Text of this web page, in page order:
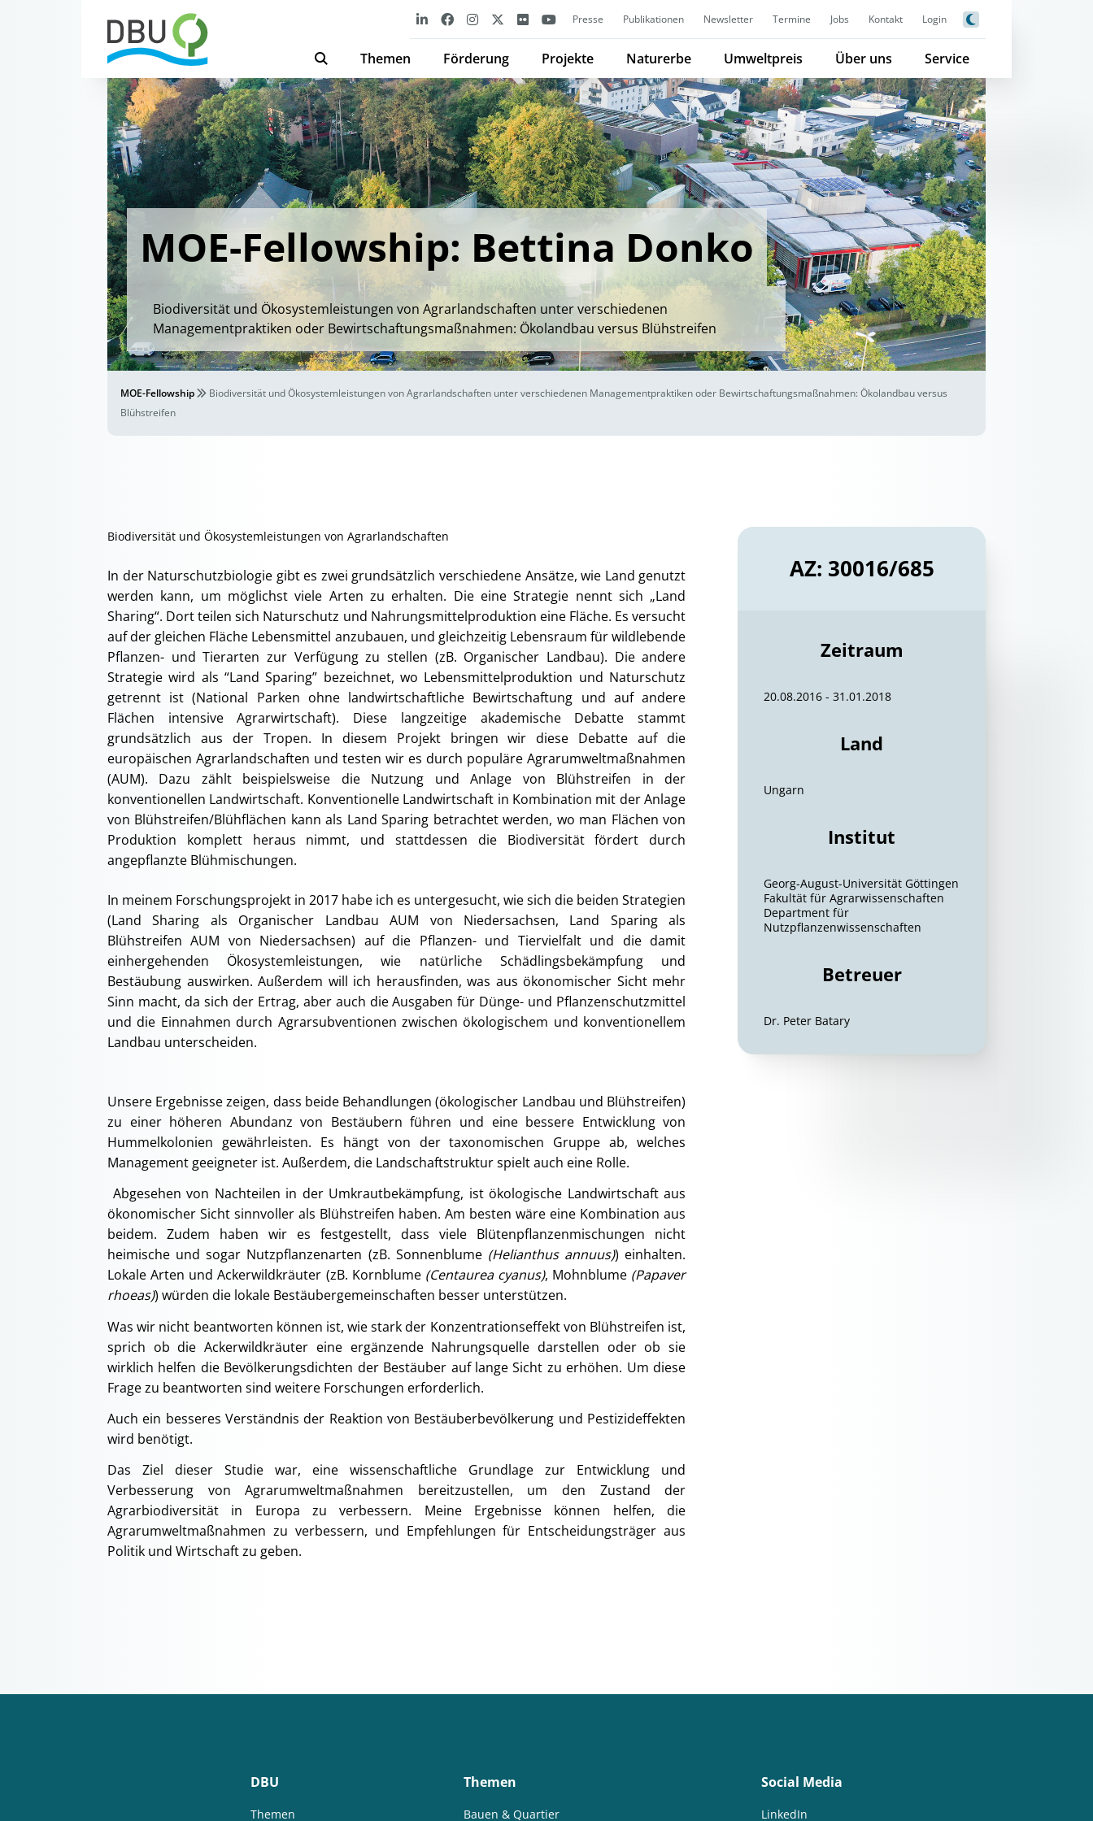
Presse Publikationen Newsletter Termine Jobs Kontakt Login
Themen Förderung Projekte Naturerbe Umweltpreis Über uns Service
MOE-Fellowship: Bettina Donko
Biodiversität und Ökosystemleistungen von Agrarlandschaften unter verschiedenen
Managementpraktiken oder Bewirtschaftungsmaßnahmen: Ökolandbau versus Blühstreifen
MOE-Fellowship
Biodiversität und Ökosystemleistungen von Agrarlandschaften unter verschiedenen Managementpraktiken oder Bewirtschaftungsmaßnahmen: Ökolandbau versus
Blühstreifen
Biodiversität und Ökosystemleistungen von Agrarlandschaften
In der Naturschutzbiologie gibt es zwei grundsätzlich verschiedene Ansätze, wie Land genutzt
werden kann, um möglichst viele Arten zu erhalten. Die eine Strategie nennt sich „Land
Sharing“. Dort teilen sich Naturschutz und Nahrungsmittelproduktion eine Fläche. Es versucht
auf der gleichen Fläche Lebensmittel anzubauen, und gleichzeitig Lebensraum für wildlebende
Pflanzen- und Tierarten zur Verfügung zu stellen (zB. Organischer Landbau). Die andere
Strategie wird als “Land Sparing” bezeichnet, wo Lebensmittelproduktion und Naturschutz
getrennt ist (National Parken ohne landwirtschaftliche Bewirtschaftung und auf andere
Flächen intensive Agrarwirtschaft). Diese langzeitige akademische Debatte stammt
grundsätzlich aus der Tropen. In diesem Projekt bringen wir diese Debatte auf die
europäischen Agrarlandschaften und testen wir es durch populäre Agrarumweltmaßnahmen
(AUM). Dazu zählt beispielsweise die Nutzung und Anlage von Blühstreifen in der
konventionellen Landwirtschaft. Konventionelle Landwirtschaft in Kombination mit der Anlage
von Blühstreifen/Blühflächen kann als Land Sparing betrachtet werden, wo man Flächen von
Produktion komplett heraus nimmt, und stattdessen die Biodiversität fördert durch
angepflanzte Blühmischungen.
In meinem Forschungsprojekt in 2017 habe ich es untergesucht, wie sich die beiden Strategien
(Land Sharing als Organischer Landbau AUM von Niedersachsen, Land Sparing als
Blühstreifen AUM von Niedersachsen) auf die Pflanzen- und Tiervielfalt und die damit
einhergehenden Ökosystemleistungen, wie natürliche Schädlingsbekämpfung und
Bestäubung auswirken. Außerdem will ich herausfinden, was aus ökonomischer Sicht mehr
Sinn macht, da sich der Ertrag, aber auch die Ausgaben für Dünge- und Pflanzenschutzmittel
und die Einnahmen durch Agrarsubventionen zwischen ökologischem und konventionellem
Landbau unterscheiden.
Unsere Ergebnisse zeigen, dass beide Behandlungen (ökologischer Landbau und Blühstreifen)
zu einer höheren Abundanz von Bestäubern führen und eine bessere Entwicklung von
Hummelkolonien gewährleisten. Es hängt von der taxonomischen Gruppe ab, welches
Management geeigneter ist. Außerdem, die Landschaftstruktur spielt auch eine Rolle.
Abgesehen von Nachteilen in der Umkrautbekämpfung, ist ökologische Landwirtschaft aus
ökonomischer Sicht sinnvoller als Blühstreifen haben. Am besten wäre eine Kombination aus
beidem. Zudem haben wir es festgestellt, dass viele Blütenpflanzenmischungen nicht
heimische und sogar Nutzpflanzenarten (zB. Sonnenblume (Helianthus annuus)) einhalten.
Lokale Arten und Ackerwildkräuter (zB. Kornblume (Centaurea cyanus), Mohnblume (Papaver
rhoeas)) würden die lokale Bestäubergemeinschaften besser unterstützen.
Was wir nicht beantworten können ist, wie stark der Konzentrationseffekt von Blühstreifen ist,
sprich ob die Ackerwildkräuter eine ergänzende Nahrungsquelle darstellen oder ob sie
wirklich helfen die Bevölkerungsdichten der Bestäuber auf lange Sicht zu erhöhen. Um diese
Frage zu beantworten sind weitere Forschungen erforderlich.
Auch ein besseres Verständnis der Reaktion von Bestäuberbevölkerung und Pestizideffekten
wird benötigt.
Das Ziel dieser Studie war, eine wissenschaftliche Grundlage zur Entwicklung und
Verbesserung von Agrarumweltmaßnahmen bereitzustellen, um den Zustand der
Agrarbiodiversität in Europa zu verbessern. Meine Ergebnisse können helfen, die
Agrarumweltmaßnahmen zu verbessern, und Empfehlungen für Entscheidungsträger aus
Politik und Wirtschaft zu geben.
AZ: 30016/685
Zeitraum
20.08.2016 - 31.01.2018
Land
Ungarn
Institut
Georg-August-Universität Göttingen
Fakultät für Agrarwissenschaften
Department für
Nutzpflanzenwissenschaften
Betreuer
Dr. Peter Batary
DBU
Themen
Themen
Bauen & Quartier
Social Media
LinkedIn